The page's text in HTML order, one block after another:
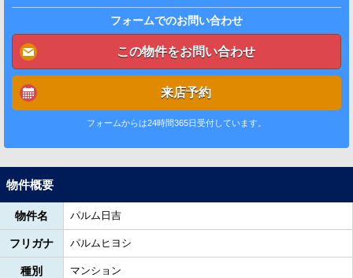
フォームでのお問い合わせ
この物件をお問い合わせ
来店予約
フォームからは24時間365日受付しています。
物件概要
物件名 パルム日吉
フリガナ パルムヒヨシ
種別 マンション